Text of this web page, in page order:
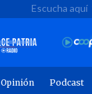
Escucha aquí
Opinión Podcast